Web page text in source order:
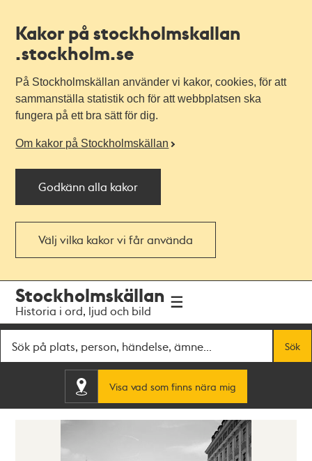
Kakor på stockholmskallan
.stockholm.se
På Stockholmskällan använder vi kakor, cookies, för att
sammanställa statistik och för att webbplatsen ska
fungera på ett bra sätt för dig.
Om kakor på Stockholmskällan
Godkänn alla kakor
Välj vilka kakor vi får använda
navigationen
huvudinnehållet
Stockholmskällan
Historia i ord, ljud och bild
Sök
Visa vad som finns nära mig